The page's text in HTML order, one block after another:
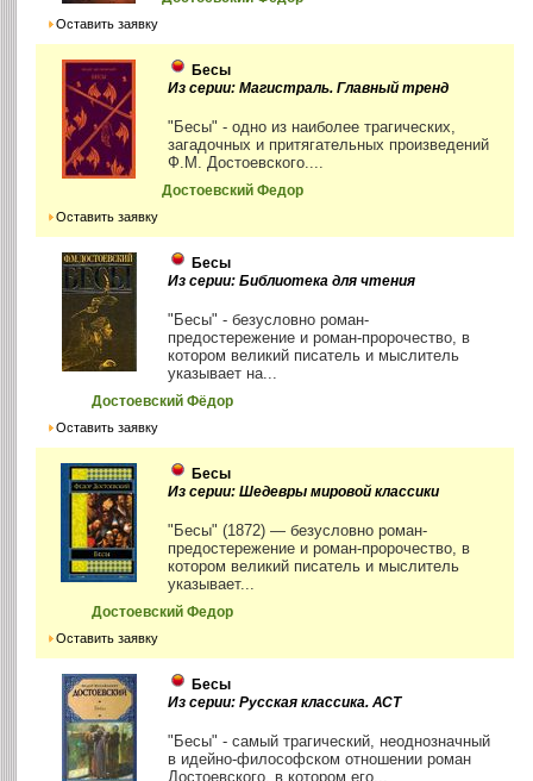
Оставить заявку
Бесы
Из серии: Магистраль. Главный тренд
"Бесы" - одно из наиболее трагических,
загадочных и притягательных произведений
Ф.М. Достоевского....
Достоевский Федор
Оставить заявку
Бесы
Из серии: Библиотека для чтения
"Бесы" - безусловно роман-
предостережение и роман-пророчество, в
котором великий писатель и мыслитель
указывает на...
Достоевский Фёдор
Оставить заявку
Бесы
Из серии: Шедевры мировой классики
"Бесы" (1872) — безусловно роман-
предостережение и роман-пророчество, в
котором великий писатель и мыслитель
указывает...
Достоевский Федор
Оставить заявку
Бесы
Из серии: Русская классика. АСТ
"Бесы" - самый трагический, неоднозначный
в идейно-философском отношении роман
Достоевского, в котором его...